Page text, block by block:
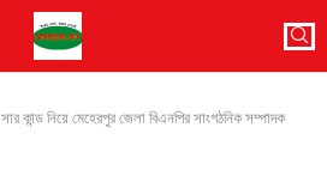
সার কান্ড নিয়ে মেহেরপুর জেলা বিএনপির সাংগঠনিক সম্পাদক